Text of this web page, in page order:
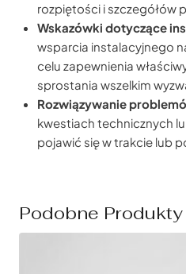
rozpiętości i szczegółów
Wskazówki dotyczące
wsparcia instalacyjnego
celu zapewnienia
sprostania wszelkim
Rozwiązywanie
kwestiach technicznych
pojawić się w trakcie lub
Podobne Produkty